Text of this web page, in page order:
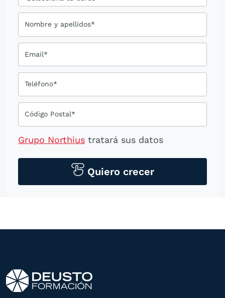
Nombre y apellidos*
Email*
Teléfono*
Código Postal*
Grupo Northius tratará sus datos
tecnológicos, incluso aplicaciones de
mensajería instantánea, con el fin de
otros directamente relacionados con el
correspondiente. Compartiremos su
solicitud con las empresas que conforman
Quiero crecer